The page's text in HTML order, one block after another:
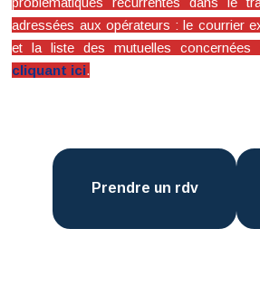
adressées aux opérateurs : le courrier
et la liste des mutuelles concernées
cliquant ici.
Prendre un rdv